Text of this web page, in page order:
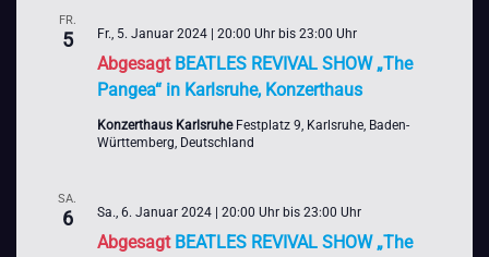
FR.
5
Abgesagt BEATLES REVIVAL SHOW „The
Pangea“ in Karlsruhe, Konzerthaus
Fr., 5. Januar 2024 | 20:00 Uhrbis 23:00 Uhr
Konzerthaus Karlsruhe Festplatz 9, Karlsruhe, Baden-
Württemberg, Deutschland
SA.
6
Abgesagt BEATLES REVIVAL SHOW „The
Sa., 6. Januar 2024 | 20:00 Uhrbis 23:00 Uhr